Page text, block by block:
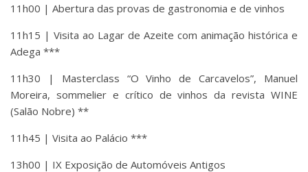
11h00 | Abertura das provas de gastronomia e de vinhos
11h15 | Visita ao Lagar de Azeite com animação histórica e
Adega ***
11h30 | Masterclass “O Vinho de Carcavelos”, Manuel
Moreira, sommelier e crítico de vinhos da revista WINE
(Salão Nobre) **
11h45 | Visita ao Palácio ***
13h00 | IX Exposição de Automóveis Antigos